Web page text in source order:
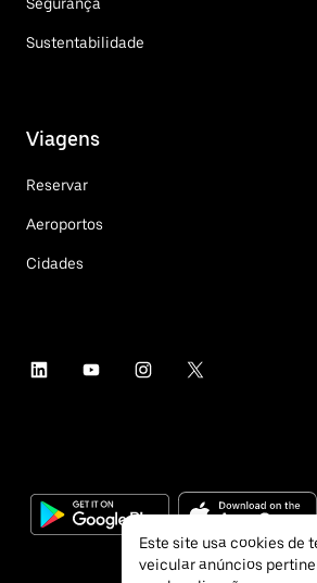
Sustentabilidade
Viagens
Reservar
Aeroportos
Cidades
Este site usa cookies de
veicular anúncios